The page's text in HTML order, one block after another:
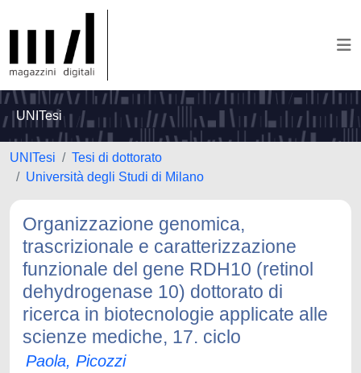
UNITesi
UNITesi
Tesi di dottorato
Università degli Studi di Milano
Organizzazione genomica,
trascrizionale e caratterizzazione
funzionale del gene RDH10 (retinol
dehydrogenase 10) dottorato di
ricerca in biotecnologie applicate alle
scienze mediche, 17. ciclo
Paola, Picozzi